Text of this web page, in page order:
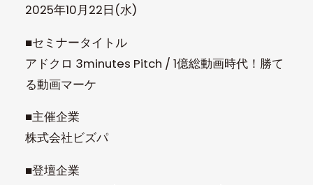
2025年10月22日(水)
‍■セミナータイトル
アドクロ 3minutes Pitch / 1億総動画時代！勝て
る動画マーケ
■主催企業
株式会社ビズパ
■登壇企業